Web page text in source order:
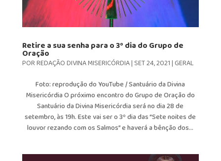
Retire a sua senha para o 3º dia do Grupo de
Oração
PORREDAÇÃO DIVINA MISERICÓRDIA| SET 24, 2021| GERAL
Foto: reprodução do YouTube / Santuário da Divina
Misericórdia O próximo encontro do Grupo de Oração do
Santuário da Divina Misericórdia será no dia 28 de
setembro, às 19h. Este vai ser o 3º dia das “Sete noites de
louvor rezando com os Salmos” e haverá a bênção dos...